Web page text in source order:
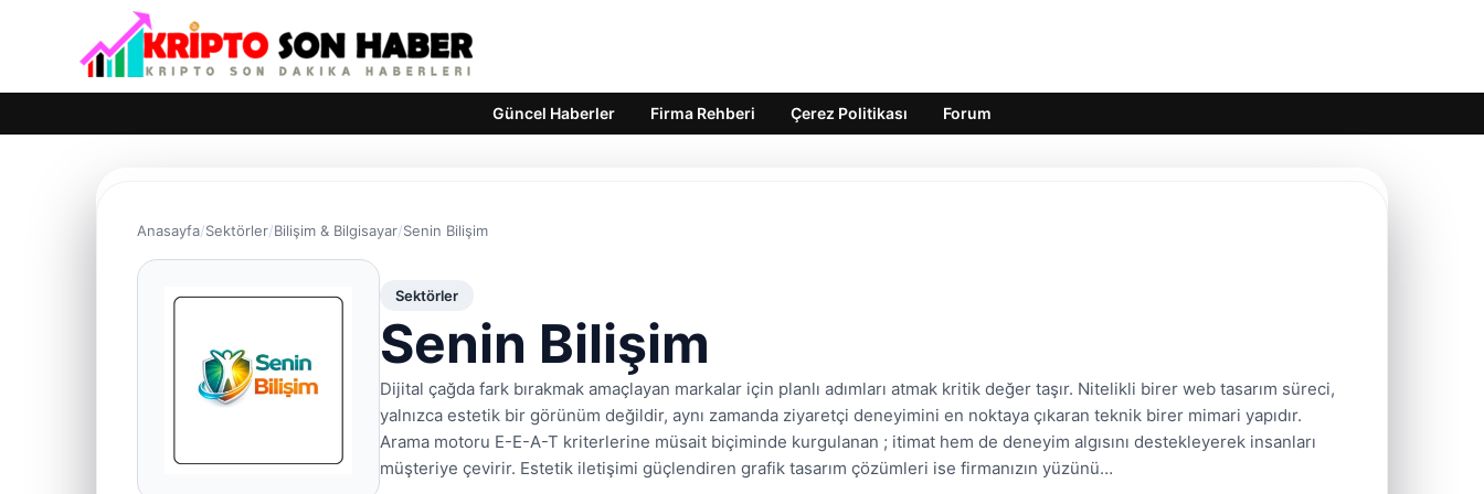
Güncel Haberler Firma Rehberi Çerez Politikası Forum
Anasayfa Sektörler Bilişim & Bilgisayar Senin Bilişim
Sektörler
Senin Bilişim
Dijital çağda fark bırakmak amaçlayan markalar için planlı adımları atmak kritik değer taşır. Nitelikli birer web tasarım süreci,
yalnızca estetik bir görünüm değildir, aynı zamanda ziyaretçi deneyimini en noktaya çıkaran teknik birer mimari yapıdır.
Arama motoru E-E-A-T kriterlerine müsait biçiminde kurgulanan ; itimat hem de deneyim algısını destekleyerek insanları
müşteriye çevirir. Estetik iletişimi güçlendiren grafik tasarım çözümleri ise firmanızın yüzünü…